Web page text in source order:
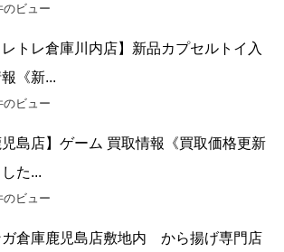
のビュー
レトレ倉庫川内店】新品カプセルトイ入
《新...
のビュー
児島店】ゲーム 買取情報《買取価格更新
た...
のビュー
ガ倉庫鹿児島店敷地内 から揚げ専門店